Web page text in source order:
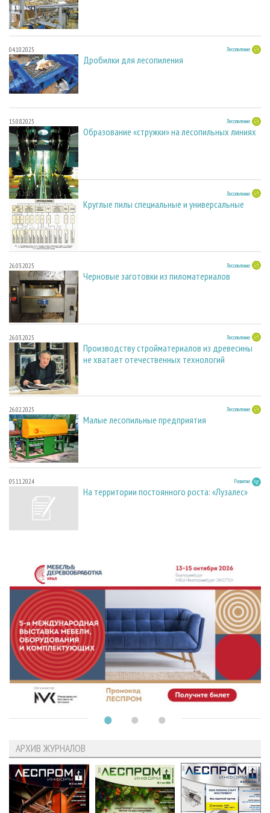
04.10.2025 Лесопиление
Дробилки для лесопиления
15.08.2025 Лесопиление
Образование «стружки» на лесопильных линиях
27.05.2025 Лесопиление
Круглые пилы специальные и универсальные
26.03.2025 Лесопиление
Черновые заготовки из пиломатериалов
26.03.2025 Лесопиление
Производству стройматериалов из древесины
не хватает отечественных технологий
26.02.2025 Лесопиление
Малые лесопильные предприятия
05.11.2024 Развитие
На территории постоянного роста: «Лузалес»
АРХИВ ЖУРНАЛОВ